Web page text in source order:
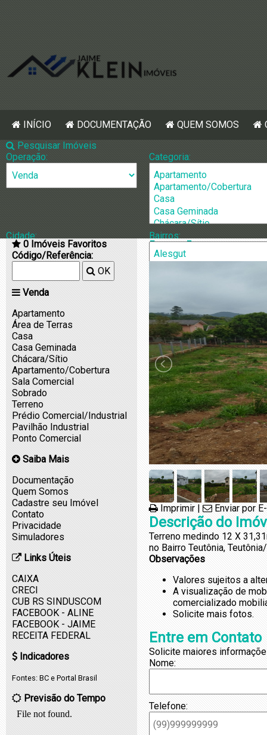
INÍCIO DOCUMENTAÇÃO QUEM SOMOS
Pesquisar Imóveis
Operação:
Categoria:
Cidade: Bairros:
0 Imóveis Favoritos
Código/Referência:
OK
Venda
Apartamento
Área de Terras
Casa
Casa Geminada
Chácara/Sítio
Apartamento/Cobertura
Sala Comercial
Sobrado
Terreno
Prédio Comercial/Industrial
Pavilhão Industrial
Ponto Comercial
Saiba Mais
Documentação
Quem Somos
Cadastre seu Imóvel
Contato
Privacidade
Simuladores
Links Úteis
CAIXA
CRECI
CUB RS SINDUSCOM
FACEBOOK - ALINE
FACEBOOK - JAIME
RECEITA FEDERAL
Indicadores
Fontes: BC e Portal Brasil
Previsão do Tempo
[964] Terreno
Imprimir Enviar por
Descrição do
Terreno medindo 12 X
no Bairro Teutônia,
Observações
Valores sujeitos a
A visualização de
comercializado
Solicite mais fotos.
Entre em Contato
Solicite maiores
Nome:
Telefone: